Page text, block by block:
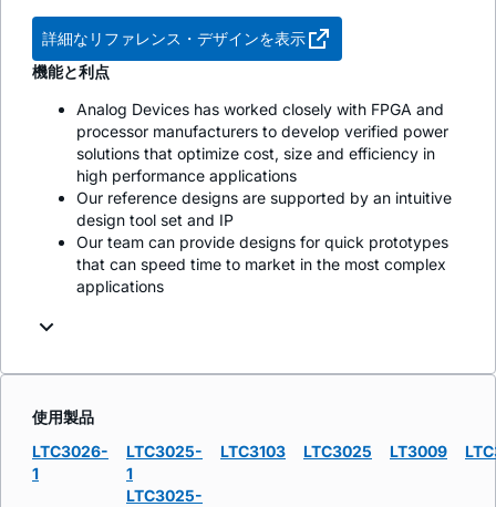
詳細なリファレンス・デザインを表示
機能と利点
Analog Devices has worked closely with FPGA and
processor manufacturers to develop verified power
solutions that optimize cost, size and efficiency in
high performance applications
Our reference designs are supported by an intuitive
design tool set and IP
Our team can provide designs for quick prototypes
that can speed time to market in the most complex
applications
使用製品
LTC3026-
1
LTC3025-
1
LTC3025-
LTC3103 LTC3025 LT3009